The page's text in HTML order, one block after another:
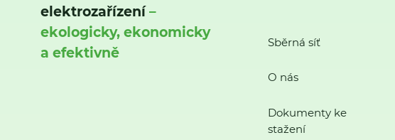
elektrozařízení–
ekologicky, ekonomicky
a efektivně
Sběrná síť
O nás
Dokumenty ke
stažení